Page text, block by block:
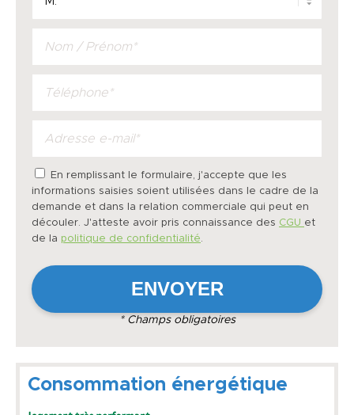
En remplissant le formulaire, j'accepte que les
informations saisies soient utilisées dans le cadre de la
demande et dans la relation commerciale qui peut en
découler. J'atteste avoir pris connaissance des CGU et
de la politique de confidentialité.
* Champs obligatoires
Consommation énergétique